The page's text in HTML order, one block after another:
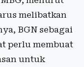
melibatkan
BGN sebagai
perlu membuat
untuk